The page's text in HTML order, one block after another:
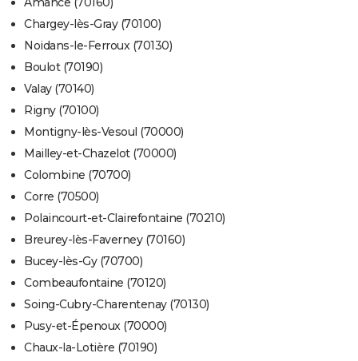
Chargey-lès-Gray (70100)
Noidans-le-Ferroux (70130)
Boulot (70190)
Valay (70140)
Rigny (70100)
Montigny-lès-Vesoul (70000)
Mailley-et-Chazelot (70000)
Colombine (70700)
Corre (70500)
Polaincourt-et-Clairefontaine (70210)
Breurey-lès-Faverney (70160)
Bucey-lès-Gy (70700)
Combeaufontaine (70120)
Soing-Cubry-Charentenay (70130)
Pusy-et-Épenoux (70000)
Chaux-la-Lotière (70190)